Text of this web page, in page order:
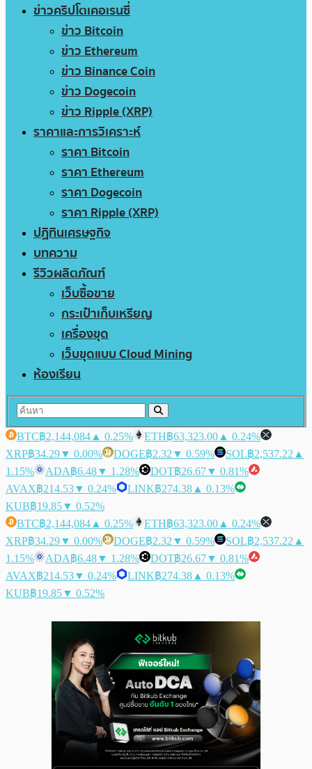
ข่าวคริปโตเคอเรนซี่
ข่าว Bitcoin
ข่าว Ethereum
ข่าว Binance Coin
ข่าว Dogecoin
ข่าว Ripple (XRP)
ราคาและการวิเคราะห์
ราคา Bitcoin
ราคา Ethereum
ราคา Dogecoin
ราคา Ripple (XRP)
ปฏิทินเศรษฐกิจ
บทความ
รีวิวผลิตภัณฑ์
เว็บซื้อขาย
กระเป๋าเก็บเหรียญ
เครื่องขุด
เว็บขุดแบบ Cloud Mining
ห้องเรียน
BTC฿2,144,084 ▲ 0.25% ETH฿63,323.00 ▲ 0.24%
XRP฿34.29▼ 0.00% DOGE฿2.32 ▼ 0.59% SOL฿2,537.22 ▲
1.15%
ADA฿6.48▼ 1.28% DOT฿26.67▼ 0.81%
AVAX฿214.53▼ 0.24% LINK฿274.38 ▲ 0.13%
KUB฿19.85▼ 0.52%
BTC฿2,144,084 ▲ 0.25% ETH฿63,323.00 ▲ 0.24%
XRP฿34.29▼ 0.00% DOGE฿2.32 ▼ 0.59% SOL฿2,537.22 ▲
1.15%
ADA฿6.48▼ 1.28% DOT฿26.67▼ 0.81%
AVAX฿214.53▼ 0.24% LINK฿274.38 ▲ 0.13%
KUB฿19.85▼ 0.52%